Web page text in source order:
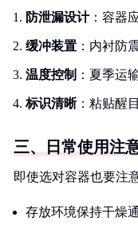
防泄漏设计：容器
缓冲装置 ：内衬防
温度控制 ：夏季运
标识清晰：粘贴醒
三、日常使用注
即使选对容器也要注
存放环境保持干燥